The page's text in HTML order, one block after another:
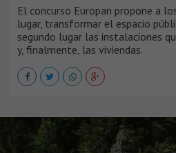
El concurso Europan propone a
lugar, transformar el espacio
segundo lugar las instalaciones
y, finalmente, las viviendas.